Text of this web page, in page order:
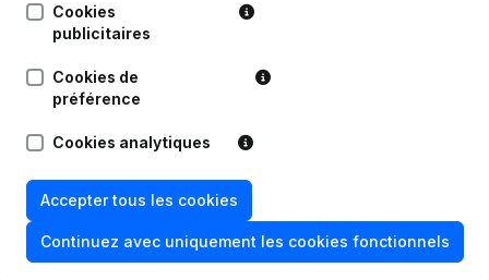
Succursale, etc...)
Questions fréquemment posées
Quel est le numéro d'entreprise de The dive
Cookies
publicitaires
Cookies de
préférence
Cookies analytiques
Accepter tous les cookies
Continuez avec uniquement les cookies fonctionnels